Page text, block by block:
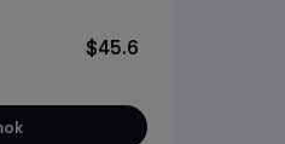
$45.6